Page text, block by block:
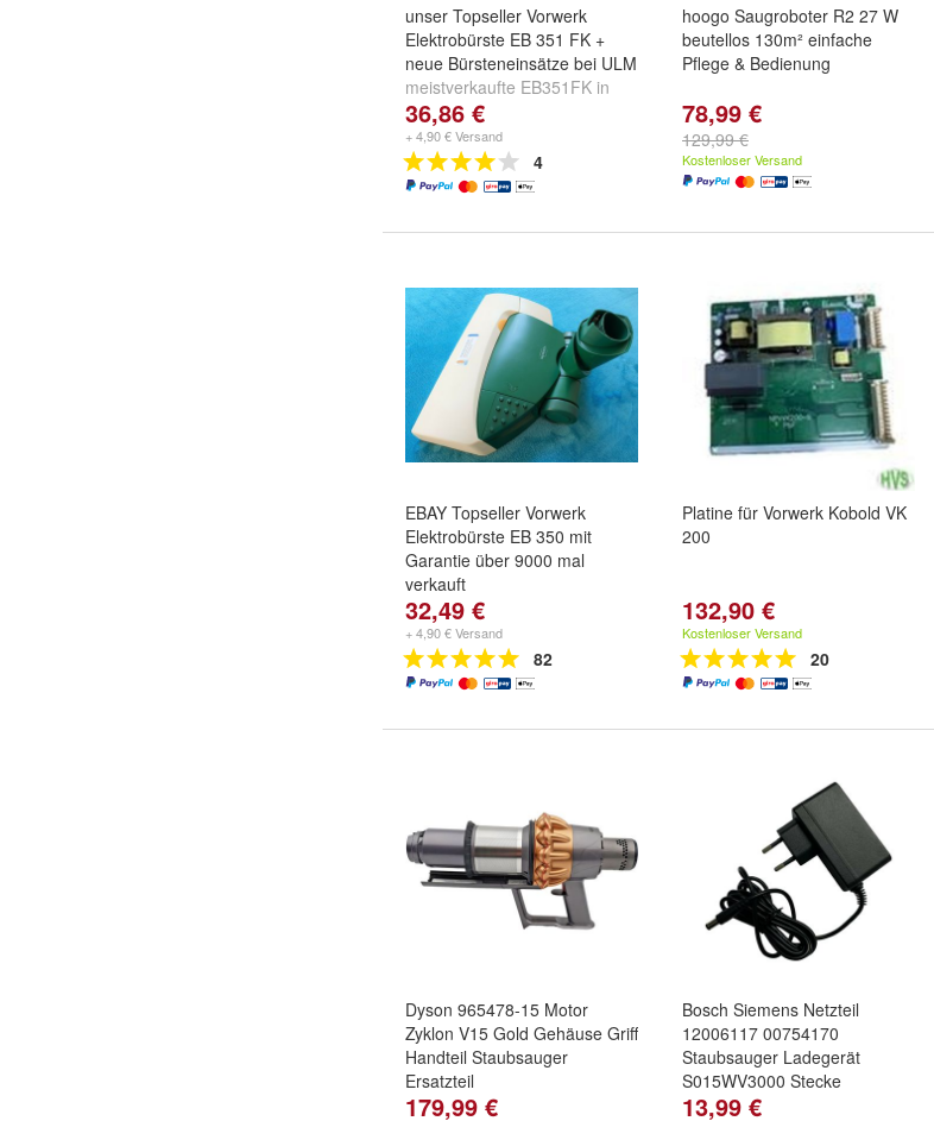
unser Topseller Vorwerk
Elektrobürste EB 351 FK +
neue Bürsteneinsätze bei ULM
meistverkaufte EB351FK in
unseren Shops bereits über
950x verkauft
36,86 €
+ 4,90 € Versand
4
hoogo Saugroboter R2 27 W
beutellos 130m² einfache
Pflege & Bedienung
78,99 €
129,99 €
Kostenloser Versand
EBAY Topseller Vorwerk
Elektrobürste EB 350 mit
Garantie über 9000 mal
verkauft
32,49 €
+ 4,90 € Versand
82
Platine für Vorwerk Kobold VK
200
132,90 €
Kostenloser Versand
20
Dyson 965478-15 Motor
Zyklon V15 Gold Gehäuse Griff
Handteil Staubsauger
Ersatzteil
179,99 €
Bosch Siemens Netzteil
12006117 00754170
Staubsauger Ladegerät
S015WV3000 Stecke
13,99 €